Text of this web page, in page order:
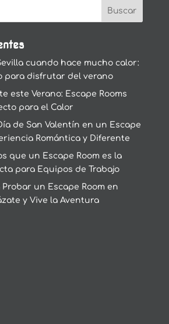
cuando hace mucho calor:
para disfrutar del verano
este Verano: Escape Rooms
para el Calor
de San Valentín en un Escape
Romántica y Diferente
que un Escape Room es la
para Equipos de Trabajo
Probar un Escape Room en
y Vive la Aventura